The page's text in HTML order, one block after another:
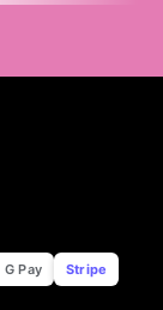
G Pay Stripe